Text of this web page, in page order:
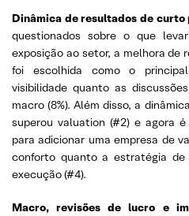
Dinâmica de resultados de curto
questionados sobre o que
exposição ao setor, a melhora de
foi escolhida como o
visibilidade quanto as
macro (8%). Além disso, a
superou valuation (#2) e agora
para adicionar uma empresa de
conforto quanto a estratégia
execução (#4).
Macro, revisões de lucro e